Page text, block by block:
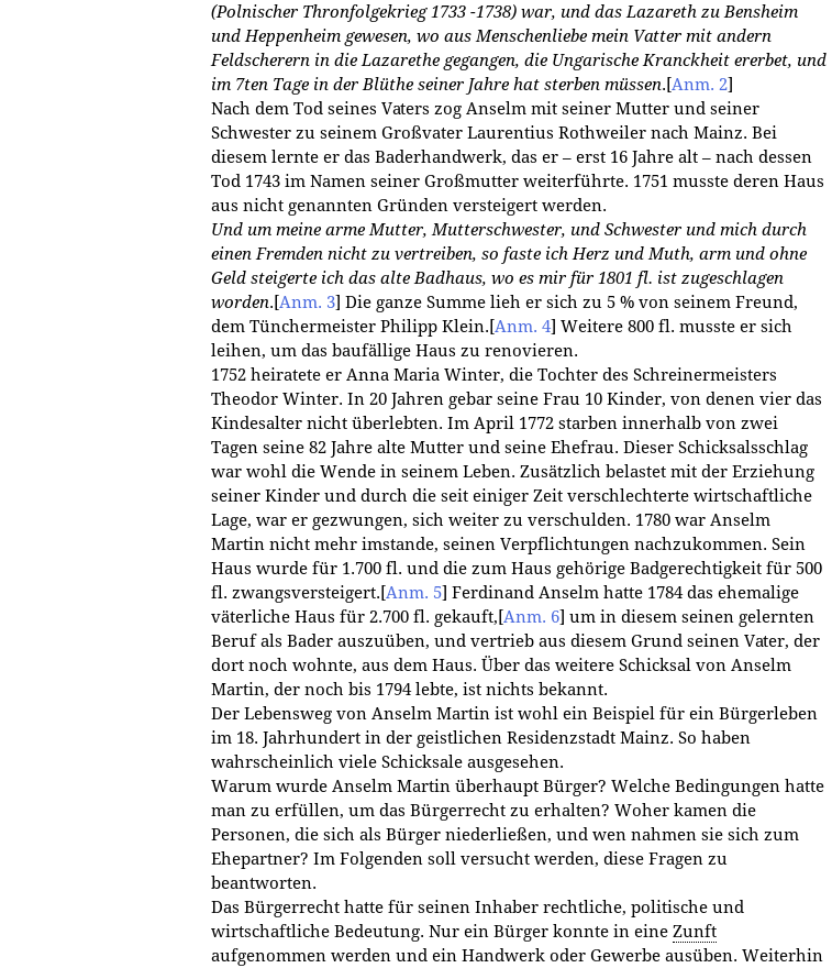
(Polnischer Thronfolgekrieg 1733 -1738) war, und das Lazareth zu Bensheim
und Heppenheim gewesen, wo aus Menschenliebe mein Vatter mit andern
Feldscherern in die Lazarethe gegangen, die Ungarische Kranckheit ererbet, und
im 7ten Tage in der Blüthe seiner Jahre hat sterben müssen. [Anm. 2]
Nach dem Tod seines Vaters zog Anselm mit seiner Mutter und seiner
Schwester zu seinem Großvater Laurentius Rothweiler nach Mainz. Bei
diesem lernte er das Baderhandwerk, das er – erst 16 Jahre alt – nach dessen
Tod 1743 im Namen seiner Großmutter weiterführte. 1751 musste deren Haus
aus nicht genannten Gründen versteigert werden.
Und um meine arme Mutter, Mutterschwester, und Schwester und mich durch
einen Fremden nicht zu vertreiben, so faste ich Herz und Muth, arm und ohne
Geld steigerte ich das alte Badhaus, wo es mir für 1801 fl. ist zugeschlagen
worden. [Anm. 3] Die ganze Summe lieh er sich zu 5 % von seinem Freund,
dem Tünchermeister Philipp Klein. [Anm. 4] Weitere 800 fl. musste er sich
leihen, um das baufällige Haus zu renovieren.
1752 heiratete er Anna Maria Winter, die Tochter des Schreinermeisters
Theodor Winter. In 20 Jahren gebar seine Frau 10 Kinder, von denen vier das
Kindesalter nicht überlebten. Im April 1772 starben innerhalb von zwei
Tagen seine 82 Jahre alte Mutter und seine Ehefrau. Dieser Schicksalsschlag
war wohl die Wende in seinem Leben. Zusätzlich belastet mit der Erziehung
seiner Kinder und durch die seit einiger Zeit verschlechterte wirtschaftliche
Lage, war er gezwungen, sich weiter zu verschulden. 1780 war Anselm
Martin nicht mehr imstande, seinen Verpflichtungen nachzukommen. Sein
Haus wurde für 1.700 fl. und die zum Haus gehörige Badgerechtigkeit für 500
fl. zwangsversteigert. [Anm. 5] Ferdinand Anselm hatte 1784 das ehemalige
väterliche Haus für 2.700 fl. gekauft, [Anm. 6] um in diesem seinen gelernten
Beruf als Bader auszuüben, und vertrieb aus diesem Grund seinen Vater, der
dort noch wohnte, aus dem Haus. Über das weitere Schicksal von Anselm
Martin, der noch bis 1794 lebte, ist nichts bekannt.
Der Lebensweg von Anselm Martin ist wohl ein Beispiel für ein Bürgerleben
im 18. Jahrhundert in der geistlichen Residenzstadt Mainz. So haben
wahrscheinlich viele Schicksale ausgesehen.
Warum wurde Anselm Martin überhaupt Bürger? Welche Bedingungen hatte
man zu erfüllen, um das Bürgerrecht zu erhalten? Woher kamen die
Personen, die sich als Bürger niederließen, und wen nahmen sie sich zum
Ehepartner? Im Folgenden soll versucht werden, diese Fragen zu
beantworten.
Das Bürgerrecht hatte für seinen Inhaber rechtliche, politische und
wirtschaftliche Bedeutung. Nur ein Bürger konnte in eine Zunft
aufgenommen werden und ein Handwerk oder Gewerbe ausüben. Weiterhin